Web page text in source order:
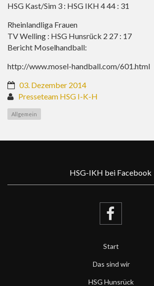
HSG Kast/Sim 3 : HSG IKH 4 44 : 31
Rheinlandliga Frauen
TV Welling : HSG Hunsrück 2 27 : 17
Bericht Moselhandball:
http://www.mosel-handball.com/601.html
03. Dezember 2014
Presseteam HSG I-K-H
Allgemein
HSG-IKH bei Facebook
Start
Das sind wir
HSG Hunsrück